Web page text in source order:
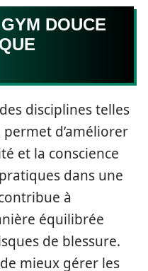
DOUCE
disciplines telles
d’améliorer
et la conscience
dans une
à
équilibrée
de blessure.
mieux gérer les